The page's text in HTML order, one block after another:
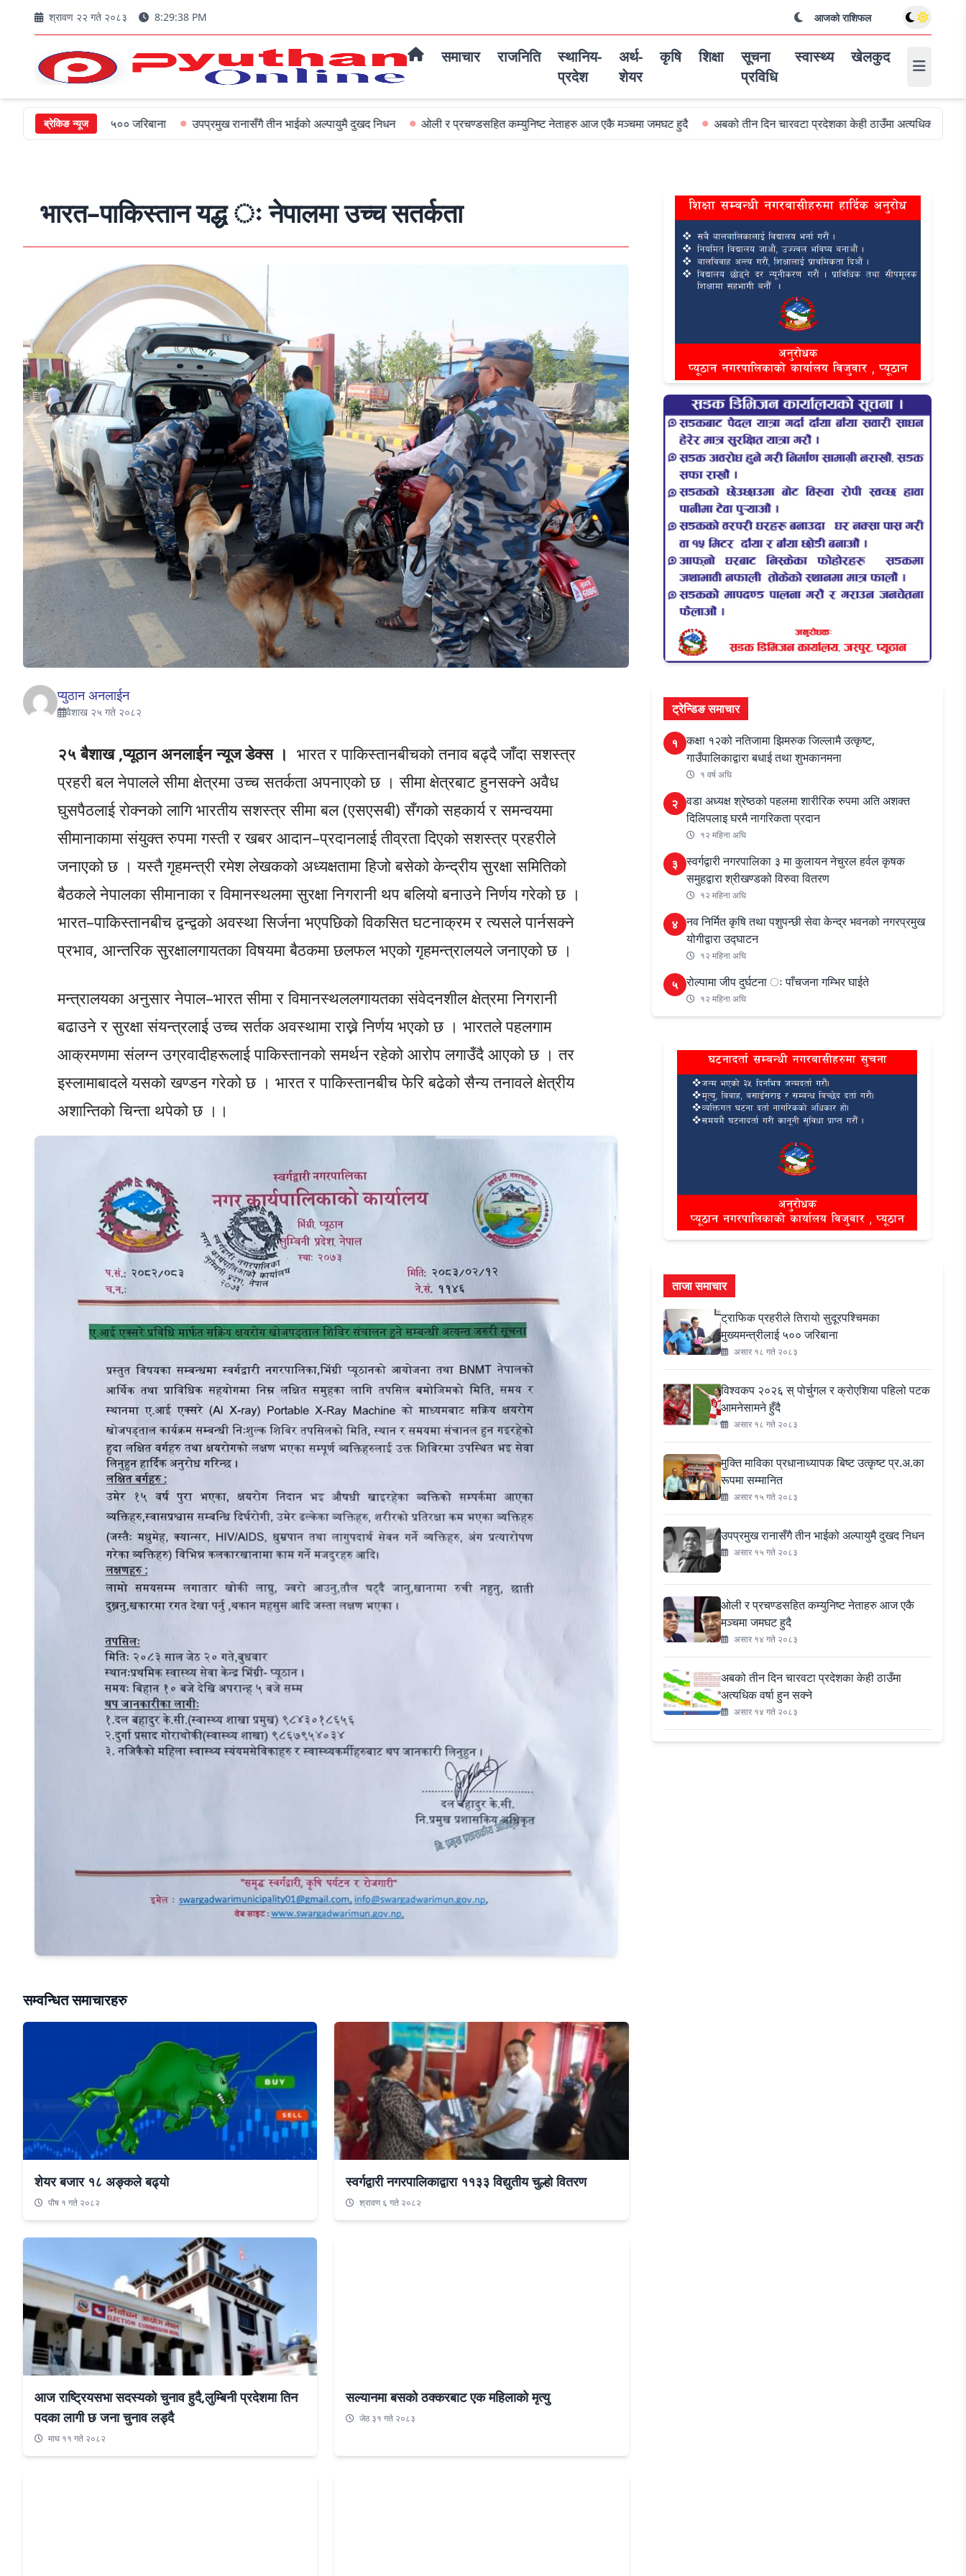
श्रावण २२ गते २०८३ 8:29:39 PM आजको राशिफल
समाचार राजनिति
स्थानिय-
प्रदेश
अर्थ-
शेयर
कृषि शिक्षा
सूचना
प्रविधि
स्वास्थ्य खेलकुद
ब्रेकिङ न्यूज
५०० जरिबाना उपप्रमुख रानासँगै तीन भाईको अल्पायुमै दुखद निधन ओली र प्रचण्डसहित कम्युनिष्ट नेताहरु आज एकै मञ्चमा जमघट हुदै अबको तीन दिन चारवटा प्रदेशका केही ठाउँमा अत्यधिक वर्षा हुन सक्ने
भारत–पाकिस्तान यद्ध ः नेपालमा उच्च सतर्कता
प्युठान अनलाईन
वैशाख २५ गते २०८२
२५ बैशाख ,प्यूठान अनलाईन न्यूज डेक्स । भारत र पाकिस्तानबीचको तनाव बढ्दै जाँदा सशस्त्र
प्रहरी बल नेपालले सीमा क्षेत्रमा उच्च सतर्कता अपनाएको छ । सीमा क्षेत्रबाट हुनसक्ने अवैध
घुसपैठलाई रोक्नको लागि भारतीय सशस्त्र सीमा बल (एसएसबी) सँगको सहकार्य र समन्वयमा
सीमानाकामा संयुक्त रुपमा गस्ती र खबर आदान–प्रदानलाई तीव्रता दिएको सशस्त्र प्रहरीले
जनाएको छ । यस्तै गृहमन्त्री रमेश लेखकको अध्यक्षतामा हिजो बसेको केन्द्रीय सुरक्षा समितिको
बैठकले नेपालका सीमानाका र विमानस्थलमा सुरक्षा निगरानी थप बलियो बनाउने निर्णय गरेको छ ।
भारत–पाकिस्तानबीच द्वन्द्वको अवस्था सिर्जना भएपछिको विकसित घटनाक्रम र त्यसले पार्नसक्ने
प्रभाव, आन्तरिक सुरक्षालगायतका विषयमा बैठकमा छलफल भएको गृहमन्त्रालयले जनाएको छ ।
मन्त्रालयका अनुसार नेपाल–भारत सीमा र विमानस्थललगायतका संवेदनशील क्षेत्रमा निगरानी
बढाउने र सुरक्षा संयन्त्रलाई उच्च सर्तक अवस्थामा राख्ने निर्णय भएको छ । भारतले पहलगाम
आक्रमणमा संलग्न उग्रवादीहरूलाई पाकिस्तानको समर्थन रहेको आरोप लगाउँदै आएको छ । तर
इस्लामाबादले यसको खण्डन गरेको छ । भारत र पाकिस्तानबीच फेरि बढेको सैन्य तनावले क्षेत्रीय
अशान्तिको चिन्ता थपेको छ ।।
सम्वन्धित समाचारहरु
शेयर बजार १८ अङ्कले बढ्यो
पौष १ गते २०८२
स्वर्गद्वारी नगरपालिकाद्वारा ११३३ विद्युतीय चुल्हो वितरण
श्रावण ६ गते २०८२
आज राष्ट्रियसभा सदस्यको चुनाव हुदै,लुम्बिनी प्रदेशमा तिन
पदका लागी छ जना चुनाव लड्दै
माघ ११ गते २०८२
सल्यानमा बसको ठक्करबाट एक महिलाको मृत्यु
जेठ ३१ गते २०८३
ट्रेन्डिङ समाचार
१ कक्षा १२को नतिजामा झिमरुक जिल्लामै उत्कृष्ट,
गाउँपालिकाद्वारा बधाई तथा शुभकानमना
१ वर्ष अघि
२ वडा अध्यक्ष श्रेष्ठको पहलमा शारीरिक रुपमा अति अशक्त
दिलिपलाइ घरमै नागरिकता प्रदान
१२ महिना अघि
३ स्वर्गद्वारी नगरपालिका ३ मा कुलायन नेचुरल हर्वल कृषक
समुहद्वारा श्रीखण्डको विरुवा वितरण
१२ महिना अघि
४ नव निर्मित कृषि तथा पशुपन्छी सेवा केन्द्र भवनको नगरप्रमुख
योगीद्वारा उद्घाटन
१२ महिना अघि
५ रोल्पामा जीप दुर्घटना ः पाँचजना गम्भिर घाईते
१२ महिना अघि
ताजा समाचार
ट्राफिक प्रहरीले तिरायो सुदूरपश्चिमका
मुख्यमन्त्रीलाई ५०० जरिबाना
असार १८ गते २०८३
विश्वकप २०२६ स् पोर्चुगल र क्रोएशिया पहिलो पटक
आमनेसामने हुँदै
असार १८ गते २०८३
मुक्ति माविका प्रधानाध्यापक बिष्ट उत्कृष्ट प्र.अ.का
रूपमा सम्मानित
असार १५ गते २०८३
उपप्रमुख रानासँगै तीन भाईको अल्पायुमै दुखद निधन
असार १५ गते २०८३
ओली र प्रचण्डसहित कम्युनिष्ट नेताहरु आज एकै
मञ्चमा जमघट हुदै
असार १४ गते २०८३
अबको तीन दिन चारवटा प्रदेशका केही ठाउँमा
अत्यधिक वर्षा हुन सक्ने
असार १४ गते २०८३